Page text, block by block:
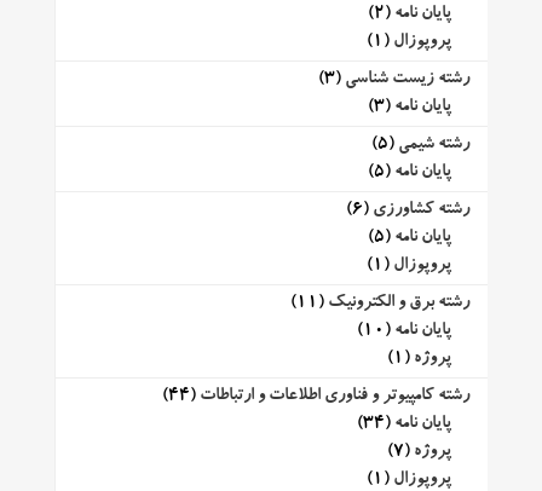
پایان نامه (2)
پروپوزال (1)
رشته زیست شناسی (3)
پایان نامه (3)
رشته شیمی (5)
پایان نامه (5)
رشته کشاورزی (6)
پایان نامه (5)
پروپوزال (1)
رشته برق و الکترونیک (11)
پایان نامه (10)
پروژه (1)
رشته کامپیوتر و فناوری اطلاعات و ارتباطات (44)
پایان نامه (34)
پروژه (7)
پروپوزال (1)